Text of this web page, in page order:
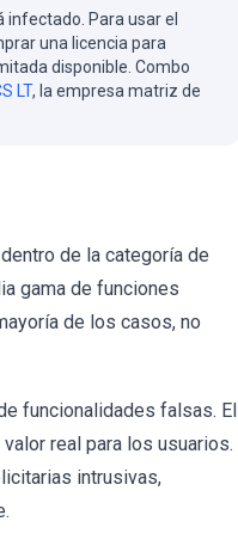
Para usar el
una licencia para
disponible. Combo
LT, la empresa matriz de
de la categoría de
gama de funciones
de los casos, no
funcionalidades falsas. El
real para los usuarios.
intrusivas,